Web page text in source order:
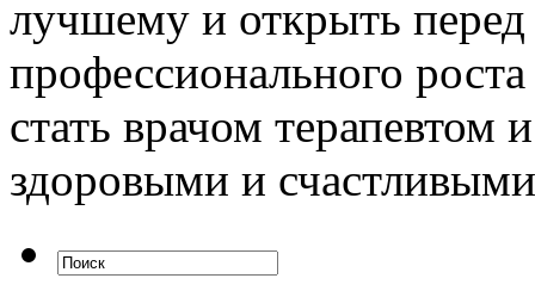
лучшему и открыть
профессионального
стать врачом терапевтом
здоровыми и